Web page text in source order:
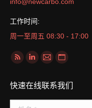
工作时间:
周一至周五 08:30 - 17:00
找到我们：
Rss
opens
in
Linkedin
opens
in
Mail
opens
in
Website
opens
in
快速在线联系我们
姓名 *